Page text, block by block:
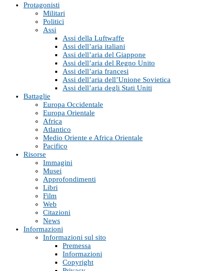
Protagonisti
Militari
Politici
Assi
Assi della Luftwaffe
Assi dell’aria italiani
Assi dell’aria del Giappone
Assi dell’aria del Regno Unito
Assi dell’aria francesi
Assi dell’aria dell’Unione Sovietica
Assi dell’aria degli Stati Uniti
Battaglie
Europa Occidentale
Europa Orientale
Africa
Atlantico
Medio Oriente e Africa Orientale
Pacifico
Risorse
Immagini
Musei
Approfondimenti
Libri
Film
Web
Citazioni
News
Informazioni
Informazioni sul sito
Premessa
Informazioni
Copyright